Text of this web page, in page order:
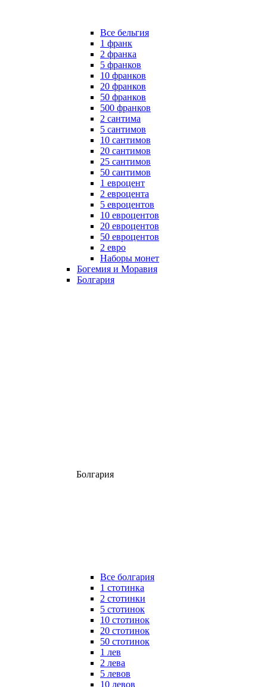
Все бельгия
1 франк
2 франка
5 франков
10 франков
20 франков
50 франков
500 франков
2 сантима
5 сантимов
10 сантимов
20 сантимов
25 сантимов
50 сантимов
1 евроцент
2 евроцента
5 евроцентов
10 евроцентов
20 евроцентов
50 евроцентов
2 евро
Наборы монет
Богемия и Моравия
Болгария
Болгария
Все болгария
1 стотинка
2 стотинки
5 стотинок
10 стотинок
20 стотинок
50 стотинок
1 лев
2 лева
5 левов
10 левов